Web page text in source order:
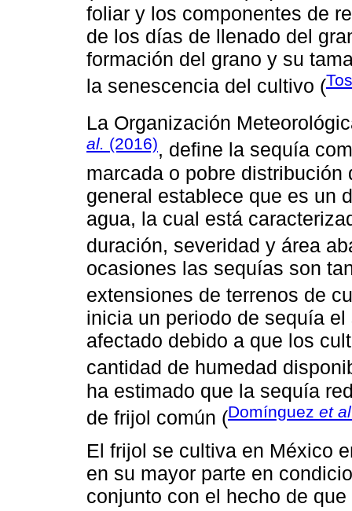
foliar y los componentes de
de los días de llenado del
formación del grano y su
la senescencia del cultivo (
La Organización
al. (2016), define la sequía
marcada o pobre
general establece que es un
agua, la cual está
duración, severidad y área
ocasiones las sequías son
extensiones de terrenos de
inicia un periodo de sequía
afectado debido a que los
cantidad de humedad
ha estimado que la sequía
de frijol común (Domínguez et
El frijol se cultiva en México
en su mayor parte en
conjunto con el hecho de